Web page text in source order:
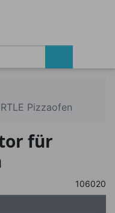
Pizzaofen
für
106020